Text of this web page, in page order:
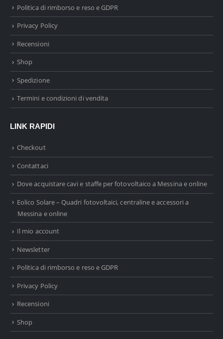
Politica di rimborso e reso e GDPR
Privacy Policy
Recensioni
Shop
Spedizione
Termini e condizioni di vendita
LINK RAPIDI
Checkout
Contattaci
Dove acquistare cavi e staffe per fotovoltaico a Messina e online
Eolico Solare – Quadri fotovoltaici, centraline e accessori a
Messina e online
Il mio account
Newsletter
Politica di rimborso e reso e GDPR
Privacy Policy
Recensioni
Shop